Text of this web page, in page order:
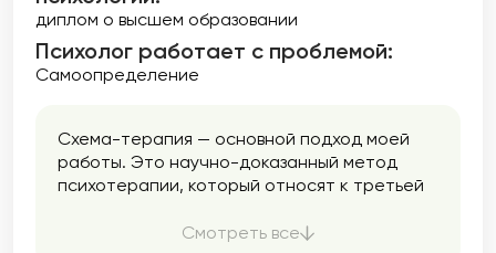
диплом о высшем образовании
Психолог работает с проблемой:
Самоопределение
Схема-терапия — основной подход моей
работы. Это научно-доказанный метод
психотерапии, который относят к третьей
Что это значит? Что в работе я как
Смотреть все